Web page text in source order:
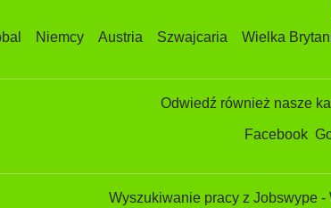
Niemcy Austria Szwajcaria Wielka
Odwiedź również nasze
Facebook
Wyszukiwanie pracy z Jobswype